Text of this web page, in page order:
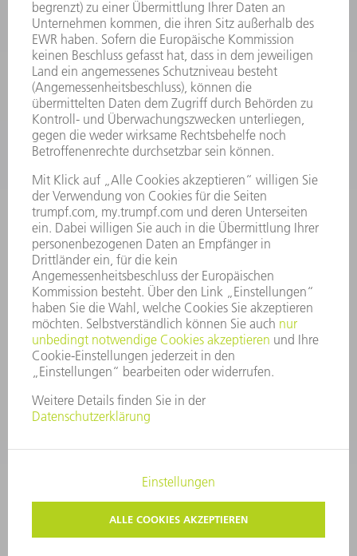
LEISTUNGSELEKTRONIK
ELEKTROWERKZEUGE
SMART FACTORY
SOFTWARE
SERVICES
ANWENDUNGEN
BRANCHEN
UNTERNEHMEN
KARRIERE
STELLENANGEBOTE
VORSTAND
GESCHÄFTSBERICHT
UNTERNEHMENSGRUNDSÄTZE
COMPLIANCE
HINWEISGEBERSYSTEM
SECURITY
PRESSEMITTEILUNGEN
MAGAZINE
LIEFERANTEN
NACHHALTIGKEIT
UMWELT & KLIMA
SOZIALES & GESELLSCHAFT
UNTERNEHMENSFÜHRUNG
IMPRESSUM DATENSCHUTZ
COPYRIGHT
PRIVATSPHÄRE-EINSTELLUNGEN